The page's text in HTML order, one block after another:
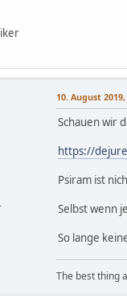
10. August 2019,
Schauen wir
https://
Psiram ist
Selbst wenn
So lange
The best thing